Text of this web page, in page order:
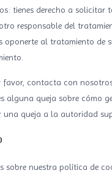
tienes derecho a
responsable del
oponerte al tratamiento
favor, contacta con
alguna queja sobre cómo
una queja a la autoridad
sobre nuestra política de